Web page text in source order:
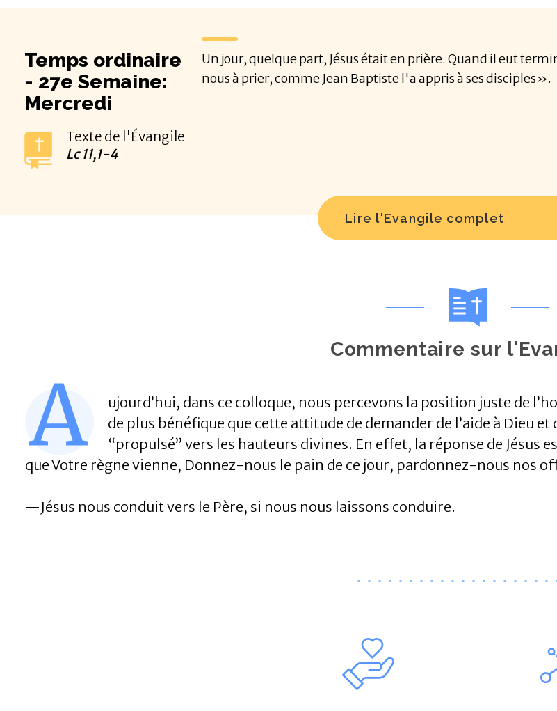
Temps ordinaire
- 27e Semaine:
Mercredi
Texte de l'Évangile
Lc 11,1-4
Un jour, quelque part, Jésus était en prière. Quand il eut
nous à prier, comme Jean Baptiste l'a appris à ses disciples».
Lire l'Evangile complet
Commentaire sur
A
ujourd’hui, dans ce colloque, nous percevons la position juste de
de plus bénéfique que cette attitude de demander de l’aide à Dieu
“propulsé” vers les hauteurs divines. En effet, la réponse de Jésus
que Votre règne vienne, Donnez-nous le pain de ce jour, pardonnez-nous nos
—Jésus nous conduit vers le Père, si nous nous laissons conduire.